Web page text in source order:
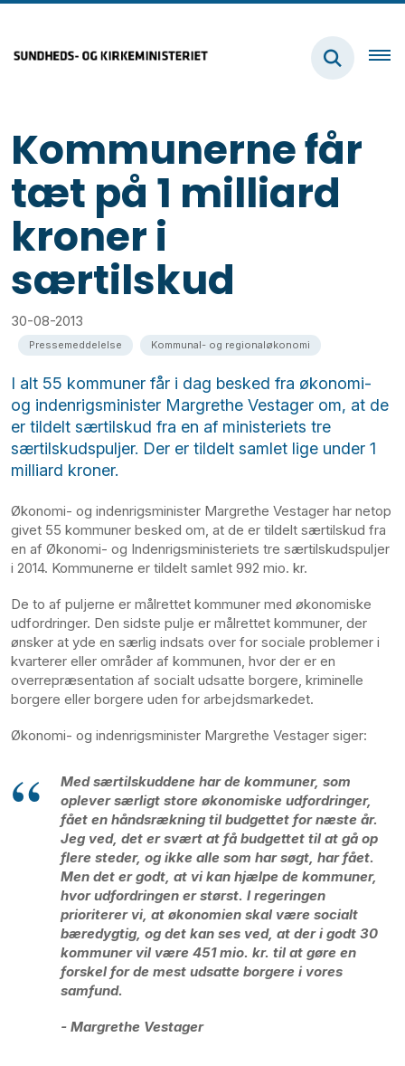
Kommunerne får
tæt på 1 milliard
kroner i
særtilskud
30-08-2013
Pressemeddelelse Kommunal- og regionaløkonomi
I alt 55 kommuner får i dag besked fra økonomi-
og indenrigsminister Margrethe Vestager om, at de
er tildelt særtilskud fra en af ministeriets tre
særtilskudspuljer. Der er tildelt samlet lige under 1
milliard kroner.
Økonomi- og indenrigsminister Margrethe Vestager har netop
givet 55 kommuner besked om, at de er tildelt særtilskud fra
en af Økonomi- og Indenrigsministeriets tre særtilskudspuljer
i 2014. Kommunerne er tildelt samlet 992 mio. kr.
De to af puljerne er målrettet kommuner med økonomiske
udfordringer. Den sidste pulje er målrettet kommuner, der
ønsker at yde en særlig indsats over for sociale problemer i
kvarterer eller områder af kommunen, hvor der er en
overrepræsentation af socialt udsatte borgere, kriminelle
borgere eller borgere uden for arbejdsmarkedet.
Økonomi- og indenrigsminister Margrethe Vestager siger:
Med særtilskuddene har de kommuner, som
oplever særligt store økonomiske udfordringer,
fået en håndsrækning til budgettet for næste år.
Jeg ved, det er svært at få budgettet til at gå op
flere steder, og ikke alle som har søgt, har fået.
Men det er godt, at vi kan hjælpe de kommuner,
hvor udfordringen er størst. I regeringen
prioriterer vi, at økonomien skal være socialt
bæredygtig, og det kan ses ved, at der i godt 30
kommuner vil være 451 mio. kr. til at gøre en
forskel for de mest udsatte borgere i vores
samfund.
- Margrethe Vestager